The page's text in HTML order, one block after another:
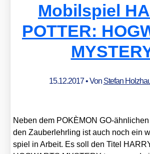
Mobilspiel
POTTER:
15.12.2017• Von Stefan
Neben dem POKÈMON GO-
den Zau­ber­lehr­ling ist auch noch ein
spiel in Arbeit. Es soll den Titel